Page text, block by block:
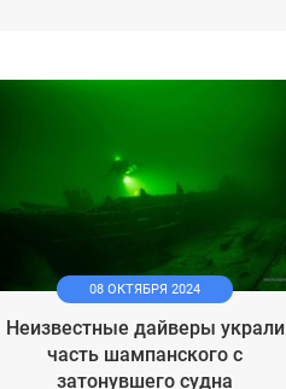
08 ОКТЯБРЯ 2024
Неизвестные дайверы украли
часть шампанского с
затонувшего судна